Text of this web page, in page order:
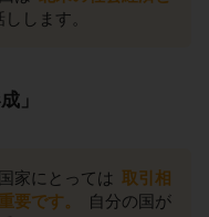
します。
」
家にとっては 取引相
要です。
自分の国が